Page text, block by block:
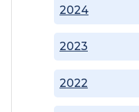
2022
2023
2024